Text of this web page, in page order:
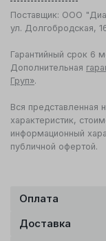
Поставщик: ООО
ул. Долгобродская,
Гарантийный срок 6
Дополнительная
Груп».
Вся представленная
характеристик,
информационный
публичной офертой.
Оплата
Доставка